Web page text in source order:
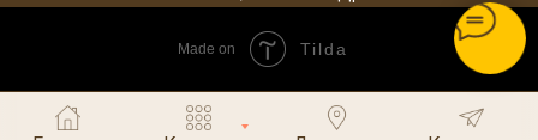
Made on Tilda